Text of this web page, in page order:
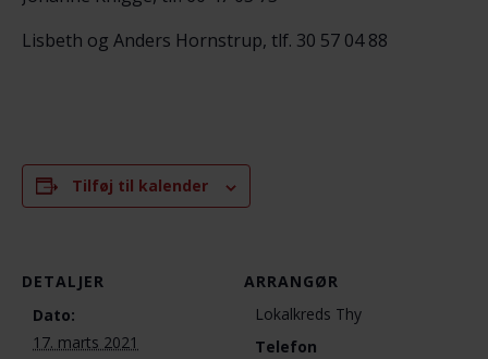
Lisbeth og Anders Hornstrup, tlf. 30 57 04 88
Tilføj til kalender
DETALJER
Dato:
17. marts 2021
ARRANGØR
Lokalkreds Thy
Telefon